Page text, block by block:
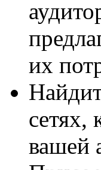
их
сетях,
вашей